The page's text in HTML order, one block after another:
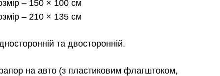
– 150 × 100 см
– 210 × 135 см
та двосторонній.
на авто (з пластиковим флагштоком,